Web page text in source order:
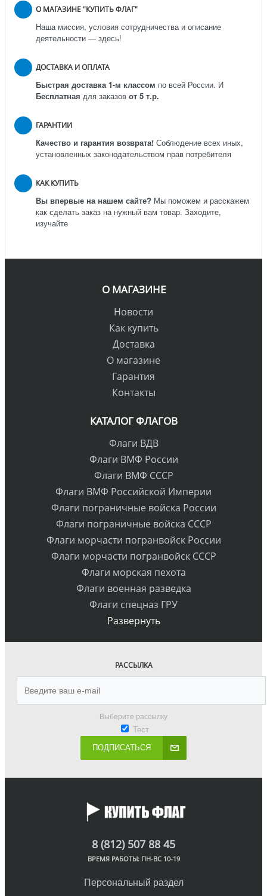
О МАГАЗИНЕ "КУПИТЬ ФЛАГ"
Наша миссия, условия сотрудничества и описание
деятельности — здесь!
ДОСТАВКА И ОПЛАТА
Быстрая доставка 1-м классом по всей России. И
Бесплатная для заказов от 5 т.р.
ГАРАНТИИ
Качество и гарантия возврата! Соблюдение всех иных,
установленных законодательством прав потребителя
КАК КУПИТЬ
Вы впервые на нашем сайте? Мы поможем и расскажем
как сделать заказ на нужный вам товар. Заходите,
изучайте
О МАГАЗИНЕ
Новости
Как купить
Доставка
О магазине
Гарантия
Контакты
КАТАЛОГ ФЛАГОВ
Флаги ВДВ
Флаги ВМФ России
Флаги ВМФ СССР
Флаги ВМФ Российской Империи
Флаги пограничные войска России
Флаги пограничные войска СССР
Флаги морчасти погранвойск России
Флаги морчасти погранвойск СССР
Флаги морская пехота
Флаги военная разведка
Флаги спецназ ГРУ
Развернуть
РАССЫЛКА
Выберите рассылку
Тест
ПОДПИСАТЬСЯ
8 (812) 507 88 45
ВРЕМЯ РАБОТЫ: ПН-ВС 10-19
Персональный раздел